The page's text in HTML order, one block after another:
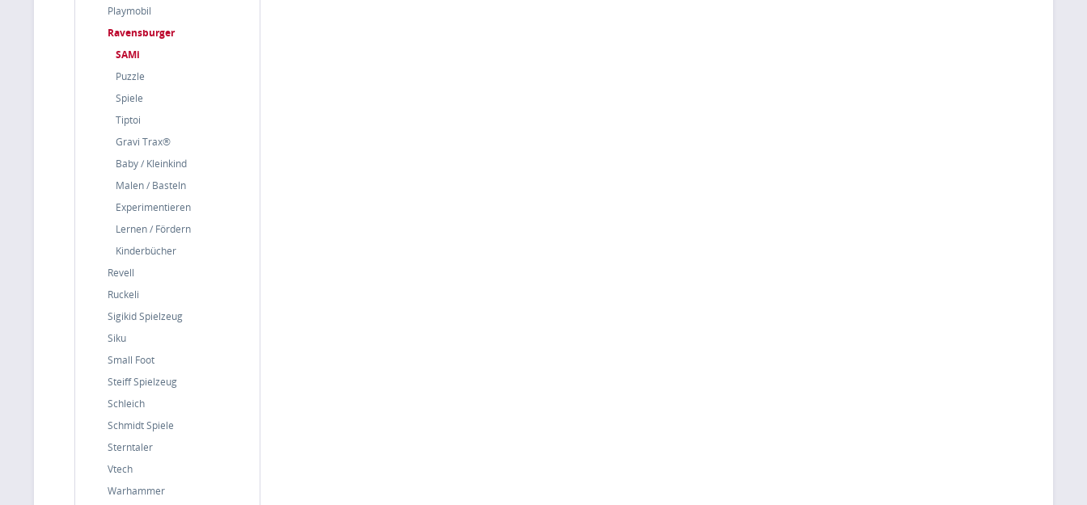
Playmobil
Ravensburger
SAMi
Puzzle
Spiele
Tiptoi
Gravi Trax®
Baby / Kleinkind
Malen / Basteln
Experimentieren
Lernen / Fördern
Kinderbücher
Revell
Ruckeli
Sigikid Spielzeug
Siku
Small Foot
Steiff Spielzeug
Schleich
Schmidt Spiele
Sterntaler
Vtech
Warhammer